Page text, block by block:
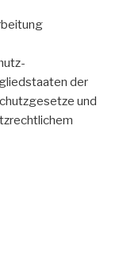
der
und